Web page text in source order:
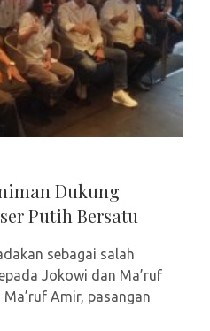
Dukung
Putih Bersatu
sebagai salah
Jokowi dan Ma’ruf
Amir, pasangan